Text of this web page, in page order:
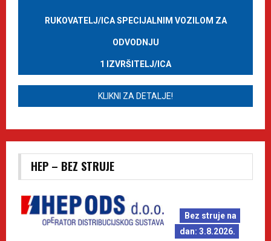
RUKOVATELJ/ICA SPECIJALNIM VOZILOM ZA
ODVODNJU
1 IZVRŠITELJ/ICA
KLIKNI ZA DETALJE!
HEP – BEZ STRUJE
Bez struje na
dan: 3.8.2026.